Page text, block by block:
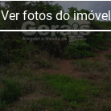
Ver fotos do imóvel